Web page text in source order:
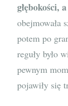
głębokości,
obejmowała
potem po
reguły było
pewnym
pojawiły się